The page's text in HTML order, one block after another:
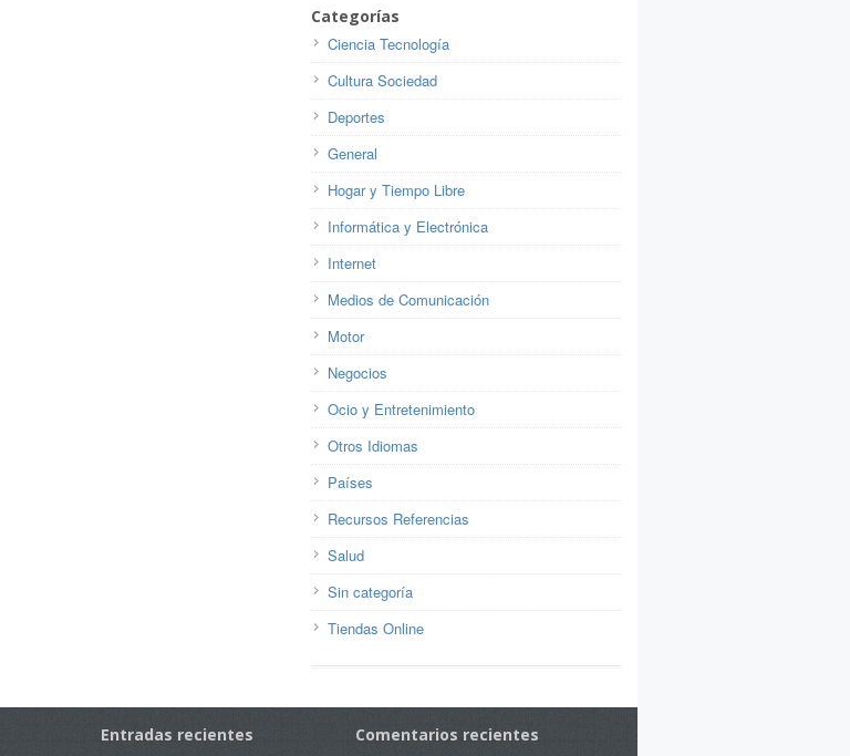
Categorías
Ciencia Tecnología
Cultura Sociedad
Deportes
General
Hogar y Tiempo Libre
Informática y Electrónica
Internet
Medios de Comunicación
Motor
Negocios
Ocio y Entretenimiento
Otros Idiomas
Países
Recursos Referencias
Salud
Sin categoría
Tiendas Online
Entradas recientes Comentarios recientes